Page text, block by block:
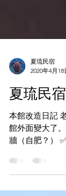
夏琉民宿
2020年4月18日
夏琉民
本館改造日記
牆（自肥？）
✅大桌子 ✅戶
獻給水電控，